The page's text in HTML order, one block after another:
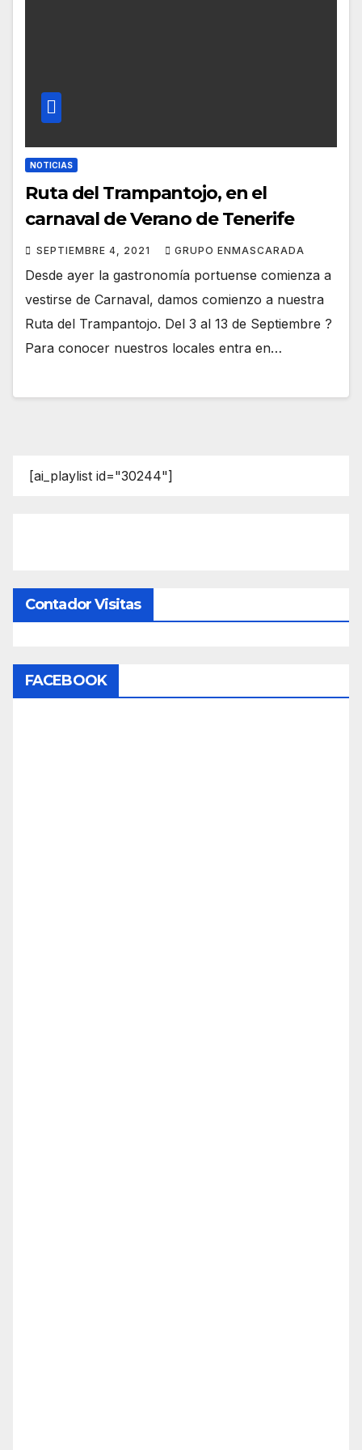
NOTICIAS
Ruta del Trampantojo, en el
carnaval de Verano de Tenerife
SEPTIEMBRE 4, 2021 GRUPO ENMASCARADA
Desde ayer la gastronomía portuense comienza a
vestirse de Carnaval, damos comienzo a nuestra
Ruta del Trampantojo. Del 3 al 13 de Septiembre ?
Para conocer nuestros locales entra en…
[ai_playlist id="30244"]
Contador Visitas
FACEBOOK